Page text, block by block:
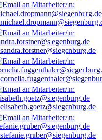
sandra.forstner@siegenburg.de
elisabeth.goetz@siegenburg.de
stefanie.gruber@siegenburg.de